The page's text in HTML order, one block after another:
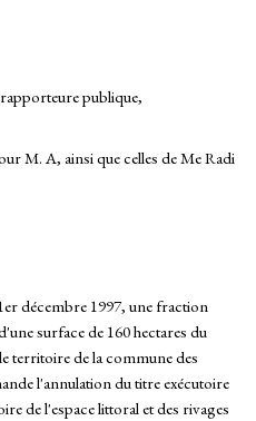
publique,
M. A, ainsi que celles de Me Radi
décembre 1997, une fraction
surface de 160 hectares du
territoire de la commune des
l'annulation du titre exécutoire
de l'espace littoral et des rivages